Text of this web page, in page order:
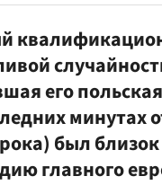
его
минутах
был
главного